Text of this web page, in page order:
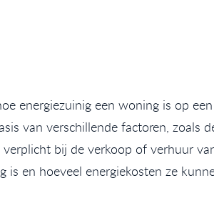
energiezuinig een woning is op
van verschillende factoren, zoals
bij de verkoop of verhuur
en hoeveel energiekosten ze